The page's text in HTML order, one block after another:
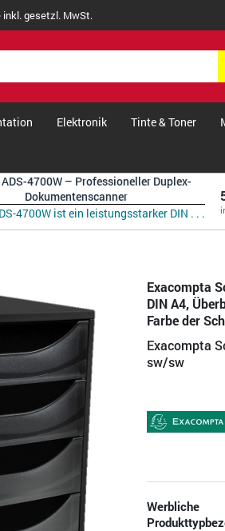
inkl. gesetzl. MwSt.
Elektronik Tinte & Toner
4700W – Professioneller Duplex-
Dokumentenscanner
4700W ist ein leistungsstarker DIN . . .
Exacompta
DIN A4,
Farbe der
Exacompta
sw/sw
Werbliche